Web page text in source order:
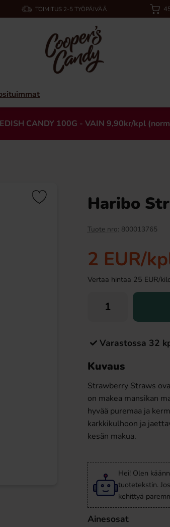
TOIMITUS 2-5 TYÖPÄIVÄÄ
CANDY 100G - VAIN 9,90kr/kpl
Nic Topping - Choklad 0.9L
22.90 EUR
Haribo
Tuote nro: 800013765
2 EUR/
Vertaa hintaa 25 EUR/
Varastossa 32
Kuvaus
Strawberry Straws
on makea mansikan
hyvää puremaa ja
karkkikulhoon ja
kesän makua.
Hei! Olen
tuotetekstin.
kehittyä
Ainesosat